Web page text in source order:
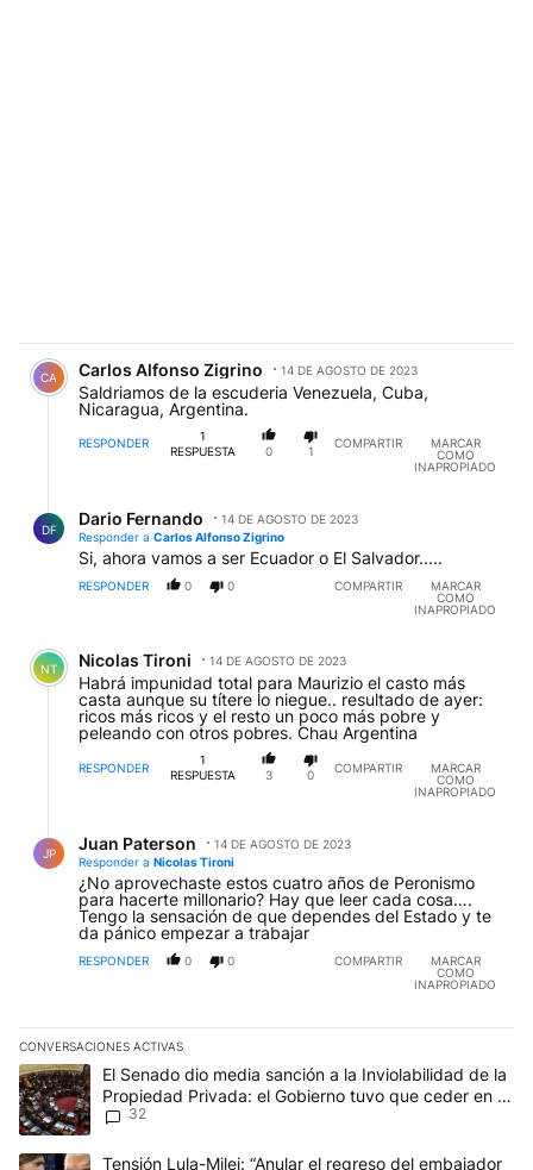
CA Carlos Alfonso Zigrino 14 DE AGOSTO DE 2023
Saldriamos de la escuderia Venezuela, Cuba,
Nicaragua, Argentina.
RESPONDER
1
RESPUESTA
0 1
COMPARTIR
MARCAR
COMO
INAPROPIADO
DF
Dario Fernando
14 DE AGOSTO DE 2023
Responder a Carlos Alfonso Zigrino
Si, ahora vamos a ser Ecuador o El Salvador.....
RESPONDER 0 0 COMPARTIR
MARCAR
COMO
INAPROPIADO
Comentario de Nicolas Tironi.
NT Nicolas Tironi 14 DE AGOSTO DE 2023
Habrá impunidad total para Maurizio el casto más
casta aunque su títere lo niegue.. resultado de ayer:
ricos más ricos y el resto un poco más pobre y
peleando con otros pobres. Chau Argentina
RESPONDER
1
RESPUESTA
3 0
COMPARTIR
MARCAR
COMO
INAPROPIADO
JP
Juan Paterson
14 DE AGOSTO DE 2023
Responder a Nicolas Tironi
¿No aprovechaste estos cuatro años de Peronismo
para hacerte millonario? Hay que leer cada cosa….
Tengo la sensación de que dependes del Estado y te
da pánico empezar a trabajar
RESPONDER 0 0 COMPARTIR
MARCAR
COMO
INAPROPIADO
CONVERSACIONES ACTIVAS
Este listado muestra los artículos con más comentarios en los
Un artículo de tendencia con el título "El Senado dio media
El Senado dio media sanción a la Inviolabilidad de la
Propiedad Privada: el Gobierno tuvo que ceder en la
Ley del Manejo del Fuego
32
Un artículo de tendencia con el título "Tensión Lula-Milei:
Tensión Lula-Milei: “Anular el regreso del embajador